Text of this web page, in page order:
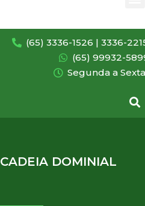
(65) 3336-1526 | 3336-
(65) 99932-
Segunda a
CADEIA DOMINIAL